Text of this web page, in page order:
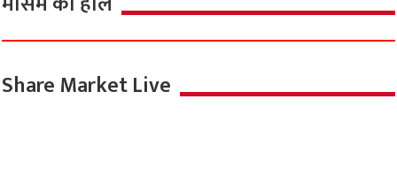
Share Market Live